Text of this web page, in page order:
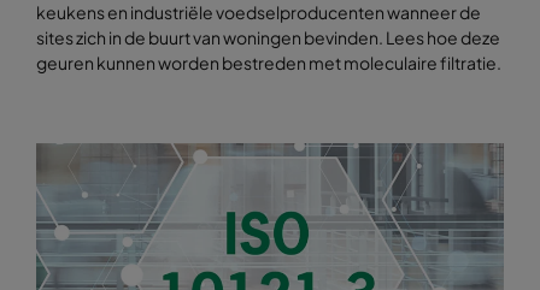
keukens en industriële voedselproducenten wanneer de
sites zich in de buurt van woningen bevinden. Lees hoe deze
geuren kunnen worden bestreden met moleculaire filtratie.